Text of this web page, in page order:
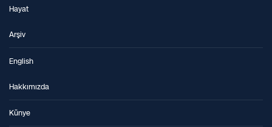
Hayat
Arşiv
English
Hakkımızda
Künye